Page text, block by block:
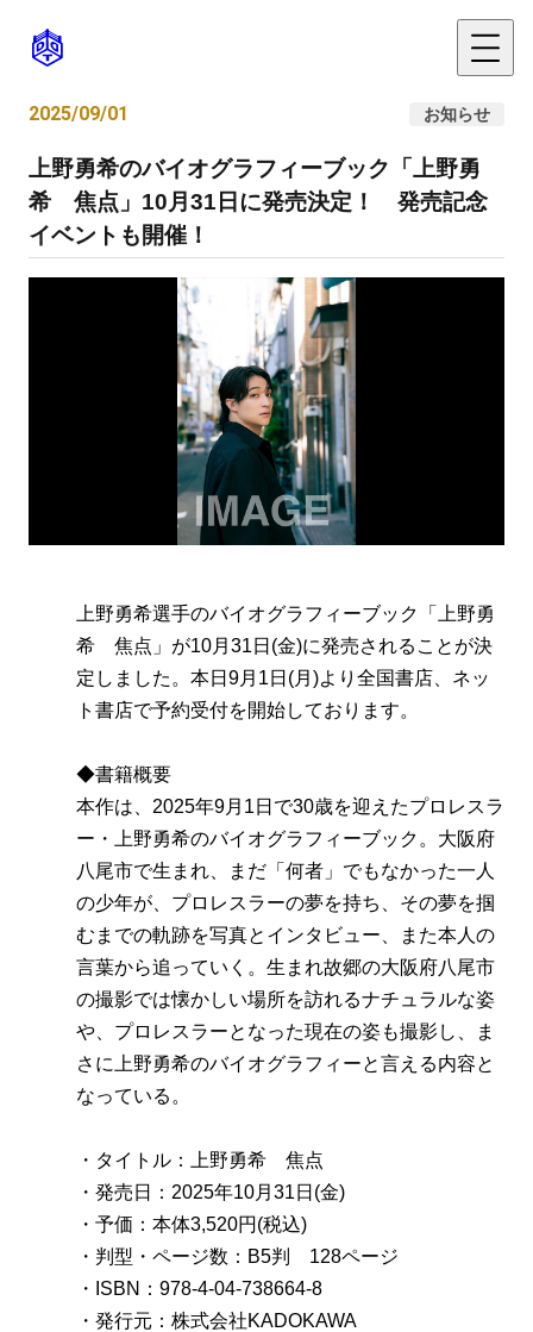
2025/09/01 お知らせ
上野勇希のバイオグラフィーブック「上野勇
希 焦点」10月31日に発売決定！ 発売記念
イベントも開催！
上野勇希選手のバイオグラフィーブック「上野勇
希 焦点」が10月31日(金)に発売されることが決
定しました。本日9月1日(月)より全国書店、ネッ
ト書店で予約受付を開始しております。
◆書籍概要
本作は、2025年9月1日で30歳を迎えたプロレスラ
ー・上野勇希のバイオグラフィーブック。大阪府
八尾市で生まれ、まだ「何者」でもなかった一人
の少年が、プロレスラーの夢を持ち、その夢を掴
むまでの軌跡を写真とインタビュー、また本人の
言葉から追っていく。生まれ故郷の大阪府八尾市
の撮影では懐かしい場所を訪れるナチュラルな姿
や、プロレスラーとなった現在の姿も撮影し、ま
さに上野勇希のバイオグラフィーと言える内容と
なっている。
・タイトル：上野勇希 焦点
・発売日：2025年10月31日(金)
・予価：本体3,520円(税込)
・判型・ページ数：B5判 128ページ
・ISBN：978-4-04-738664-8
・発行元：株式会社KADOKAWA